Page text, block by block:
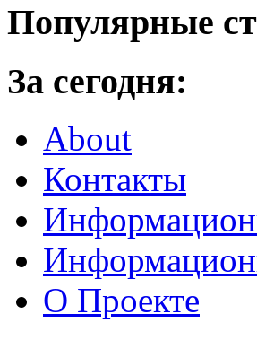
Популярные
За сегодня:
About
Контакты
О Проекте